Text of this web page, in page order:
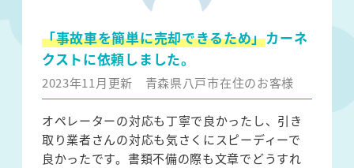
「事故車を簡単に売却できるため」カーネ
クストに依頼しました。
2023年11月更新 青森県八戸市在住のお客様
オペレーターの対応も丁寧で良かったし、引き
取り業者さんの対応も気さくにスピーディーで
良かったです。書類不備の際も文章でどうすれ